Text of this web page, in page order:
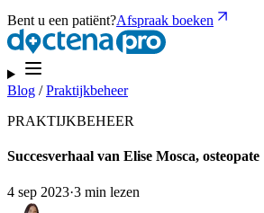
Bent u een patiënt?Afspraak boeken
Blog /Praktijkbeheer
PRAKTIJKBEHEER
Succesverhaal van Elise Mosca, osteopate
4 sep 2023·3 min lezen